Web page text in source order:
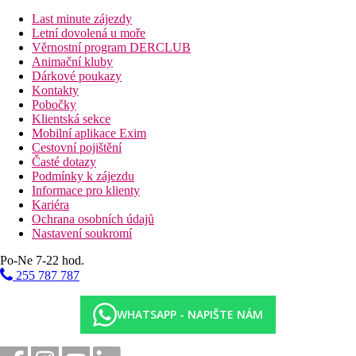
Ostatní typy pokojů
pokoje výše uvedené vybavení)
Rodinný pokoj, 1 ložnice, Výhled zahrada:
prostornější (2 oddělené místnosti, odděleny
cca 32m2.
Dvoulůžkový pokoj, Superior, Výhled zahrada:
modernější vybavení
Dvoulůžkový pokoj, Superior, Strana k moři:
modernější vybavení, strana k moři
Rodinný pokoj, Superior, 1 ložnice, Výhled
odděleny dřevěnou lamelovou přepážkou až ke
stropu). Balkon nebo terasa. Celkem cca 32m2.
terasa. Celkem cca 28m2.
Popis hotelu
vstupní hala s recepcí
Last minute zájezdy
Letní dovolená u moře
Věrnostní program DERCLUB
Animační kluby
Dárkové poukazy
Kontakty
Pobočky
Klientská sekce
Mobilní aplikace Exim
Cestovní pojištění
Časté dotazy
Podmínky k zájezdu
Informace pro klienty
Kariéra
Ochrana osobních údajů
Nastavení soukromí
Po-Ne 7-22 hod.
255 787 787
WHATSAPP - NAPIŠTE NÁM